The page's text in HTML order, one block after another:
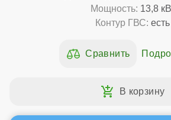
Мощность: 13,8
Контур ГВС: есть